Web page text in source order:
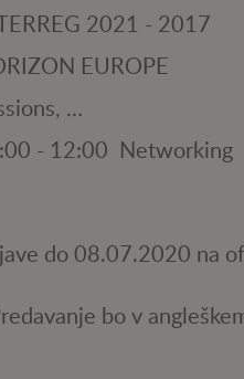
2021 - 2017
EUROPE
…
- 12:00 Networking
do 08.07.2020 na
bo v